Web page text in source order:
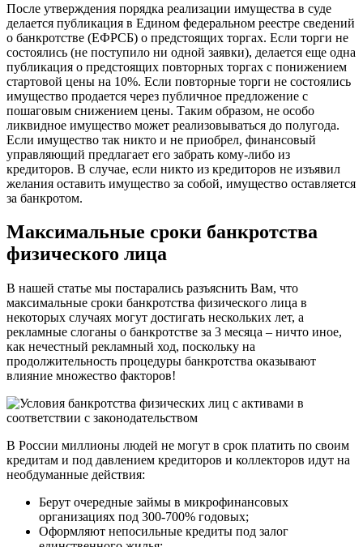
После утверждения порядка реализации имущества в суде
делается публикация в Едином федеральном реестре сведений
о банкротстве (ЕФРСБ) о предстоящих торгах. Если торги не
состоялись (не поступило ни одной заявки), делается еще одна
публикация о предстоящих повторных торгах с понижением
стартовой цены на 10%. Если повторные торги не состоялись
имущество продается через публичное предложение с
пошаговым снижением цены. Таким образом, не особо
ликвидное имущество может реализовываться до полугода.
Если имущество так никто и не приобрел, финансовый
управляющий предлагает его забрать кому-либо из
кредиторов. В случае, если никто из кредиторов не изъявил
желания оставить имущество за собой, имущество оставляется
за банкротом.
Максимальные сроки банкротства
физического лица
В нашей статье мы постарались разъяснить Вам, что
максимальные сроки банкротства физического лица в
некоторых случаях могут достигать нескольких лет, а
рекламные слоганы о банкротстве за 3 месяца – ничто иное,
как нечестный рекламный ход, поскольку на
продолжительность процедуры банкротства оказывают
влияние множество факторов!
В России миллионы людей не могут в срок платить по своим
кредитам и под давлением кредиторов и коллекторов идут на
необдуманные действия:
Берут очередные займы в микрофинансовых
организациях под 300-700% годовых;
Оформляют непосильные кредиты под залог